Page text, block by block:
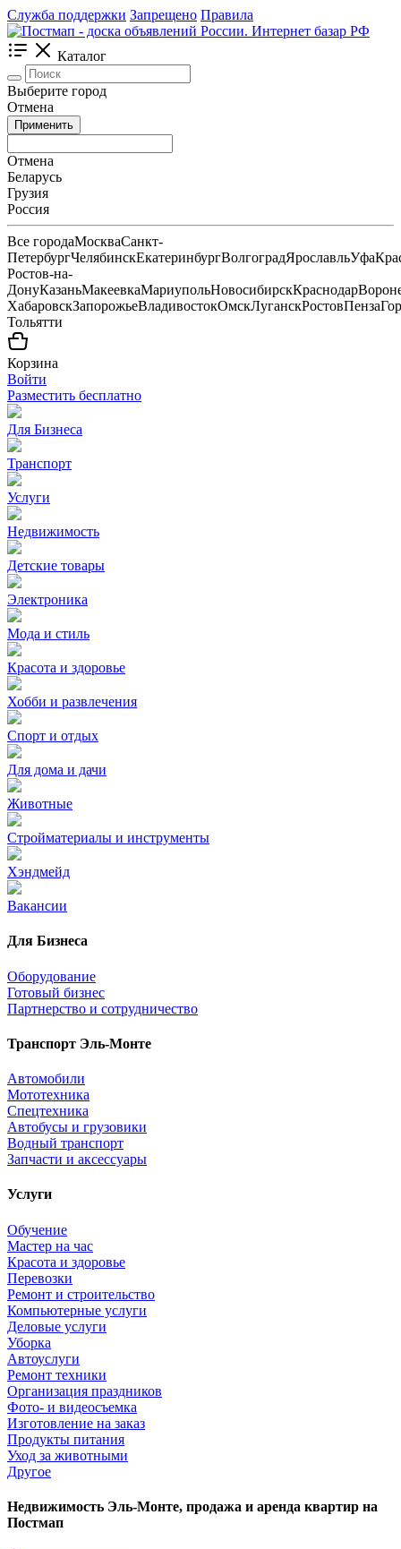
Служба поддержки Запрещено Правила
Каталог
Выберите город
Отмена
Применить
Отмена
Беларусь
Грузия
Россия
Все городаМоскваСанкт-
ПетербургЧелябинскЕкатеринбургВолгоградЯрославльУфа
Ростов-на-
ДонуКазаньМакеевкаМариупольНовосибирскКраснодар
ХабаровскЗапорожьеВладивостокОмскЛуганскРостовПенза
Тольятти
Корзина
Войти
Разместить бесплатно
Для Бизнеса
Транспорт
Услуги
Недвижимость
Детские товары
Электроника
Мода и стиль
Красота и здоровье
Хобби и развлечения
Спорт и отдых
Для дома и дачи
Животные
Стройматериалы и инструменты
Хэндмейд
Вакансии
Для Бизнеса
Оборудование
Готовый бизнес
Партнерство и сотрудничество
Транспорт Эль-Монте
Автомобили
Мототехника
Спецтехника
Автобусы и грузовики
Водный транспорт
Запчасти и аксессуары
Услуги
Обучение
Мастер на час
Красота и здоровье
Перевозки
Ремонт и строительство
Компьютерные услуги
Деловые услуги
Уборка
Автоуслуги
Ремонт техники
Организация праздников
Фото- и видеосъемка
Изготовление на заказ
Продукты питания
Уход за животными
Другое
Недвижимость Эль-Монте, продажа и аренда квартир на
Постмап